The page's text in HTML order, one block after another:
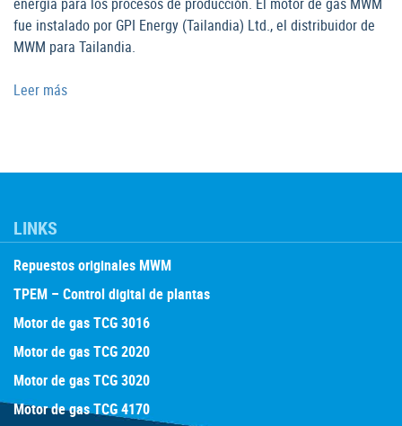
fue instalado por GPI Energy (Tailandia) Ltd., el distribuidor de
MWM para Tailandia.
Leer más
LINKS
Repuestos originales MWM
TPEM – Control digital de plantas
Motor de gas TCG 3016
Motor de gas TCG 2020
Motor de gas TCG 3020
Motor de gas TCG 4170